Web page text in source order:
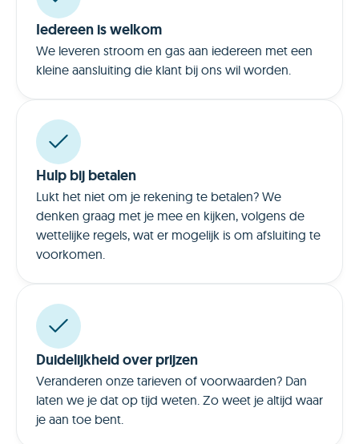
Iedereen is welkom
We leveren stroom en gas aan iedereen met een
kleine aansluiting die klant bij ons wil worden.
Hulp bij betalen
Lukt het niet om je rekening te betalen? We
denken graag met je mee en kijken, volgens de
wettelijke regels, wat er mogelijk is om afsluiting te
voorkomen.
Duidelijkheid over prijzen
Veranderen onze tarieven of voorwaarden? Dan
laten we je dat op tijd weten. Zo weet je altijd waar
je aan toe bent.